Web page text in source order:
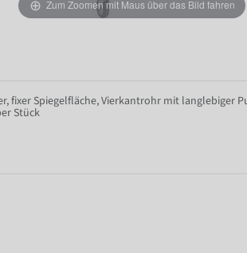
Zum Zoomen mit Maus über das Bild fahren
fixer Spiegelfläche, Vierkantrohr mit langlebiger
Stück